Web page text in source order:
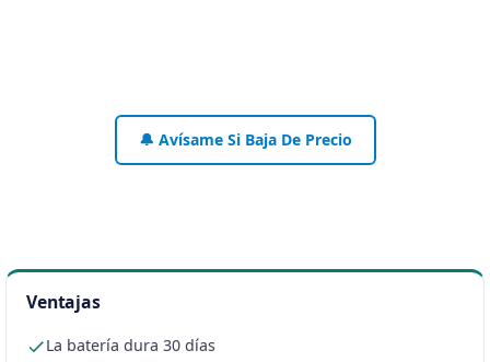
🔔 Avísame Si Baja De Precio
Ventajas
La batería dura 30 días